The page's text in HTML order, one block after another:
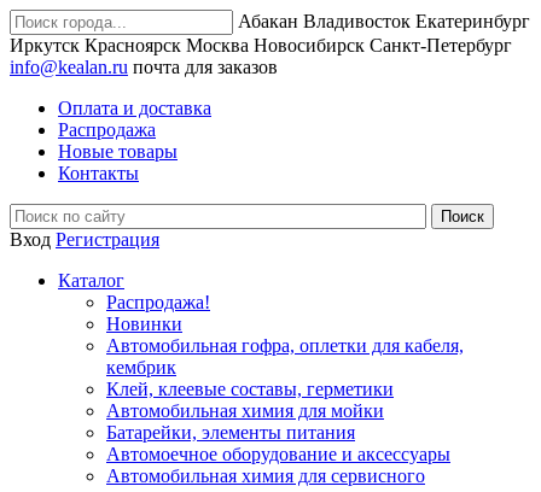
Абакан Владивосток Екатеринбург
Иркутск Красноярск Москва Новосибирск Санкт-Петербург
info@kealan.ru почта для заказов
Оплата и доставка
Распродажа
Новые товары
Контакты
Вход Регистрация
Каталог
Распродажа!
Новинки
Автомобильная гофра, оплетки для кабеля,
кембрик
Клей, клеевые составы, герметики
Автомобильная химия для мойки
Батарейки, элементы питания
Автомоечное оборудование и аксессуары
Автомобильная химия для сервисного